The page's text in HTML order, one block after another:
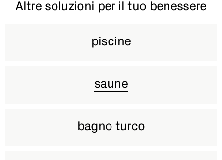
Altre soluzioni per il tuo benessere
piscine
saune
bagno turco